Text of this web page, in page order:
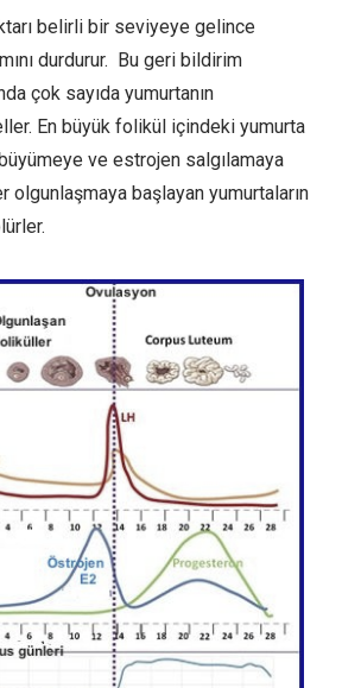
belirli bir seviyeye gelince
durdurur. Bu geri bildirim
çok sayıda yumurtanın
En büyük folikül içindeki yumurta
ve estrojen salgılamaya
olgunlaşmaya başlayan yumurtaların